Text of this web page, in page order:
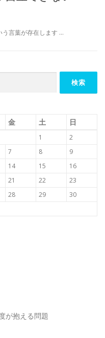
言葉が存在します …
金 土 日
1
2
7 8
9
14 15
16
21 22
23
28 29
30
が抱える問題